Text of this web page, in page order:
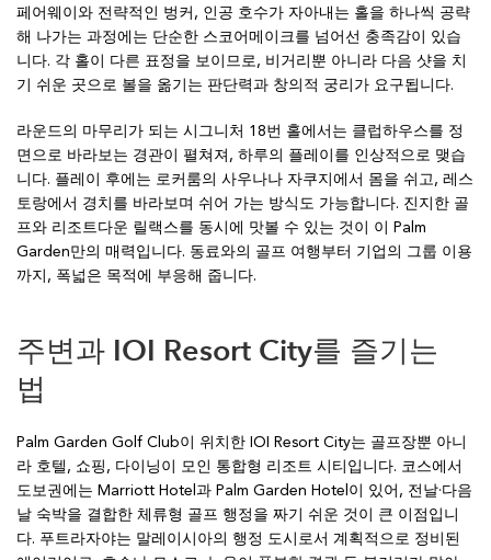
페어웨이와 전략적인 벙커, 인공 호수가 자아내는 홀을 하나씩 공략
해 나가는 과정에는 단순한 스코어메이크를 넘어선 충족감이 있습
니다. 각 홀이 다른 표정을 보이므로, 비거리뿐 아니라 다음 샷을 치
기 쉬운 곳으로 볼을 옮기는 판단력과 창의적 궁리가 요구됩니다.
라운드의 마무리가 되는 시그니처 18번 홀에서는 클럽하우스를 정
면으로 바라보는 경관이 펼쳐져, 하루의 플레이를 인상적으로 맺습
니다. 플레이 후에는 로커룸의 사우나나 자쿠지에서 몸을 쉬고, 레스
토랑에서 경치를 바라보며 쉬어 가는 방식도 가능합니다. 진지한 골
프와 리조트다운 릴랙스를 동시에 맛볼 수 있는 것이 이 Palm
Garden만의 매력입니다. 동료와의 골프 여행부터 기업의 그룹 이용
까지, 폭넓은 목적에 부응해 줍니다.
주변과 IOI Resort City를 즐기는
법
Palm Garden Golf Club이 위치한 IOI Resort City는 골프장뿐 아니
라 호텔, 쇼핑, 다이닝이 모인 통합형 리조트 시티입니다. 코스에서
도보권에는 Marriott Hotel과 Palm Garden Hotel이 있어, 전날·다음
날 숙박을 결합한 체류형 골프 행정을 짜기 쉬운 것이 큰 이점입니
다. 푸트라자야는 말레이시아의 행정 도시로서 계획적으로 정비된